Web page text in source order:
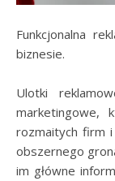
Funkcjonalna
biznesie.
Ulotki
marketingowe,
rozmaitych firm
obszernego
im główne